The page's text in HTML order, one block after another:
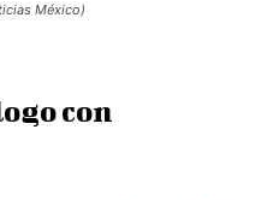
México)
con